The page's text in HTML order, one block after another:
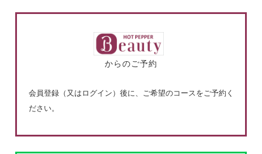
からのご予約
会員登録（又はログイン）後に、ご希望のコースをご予約く
ださい。